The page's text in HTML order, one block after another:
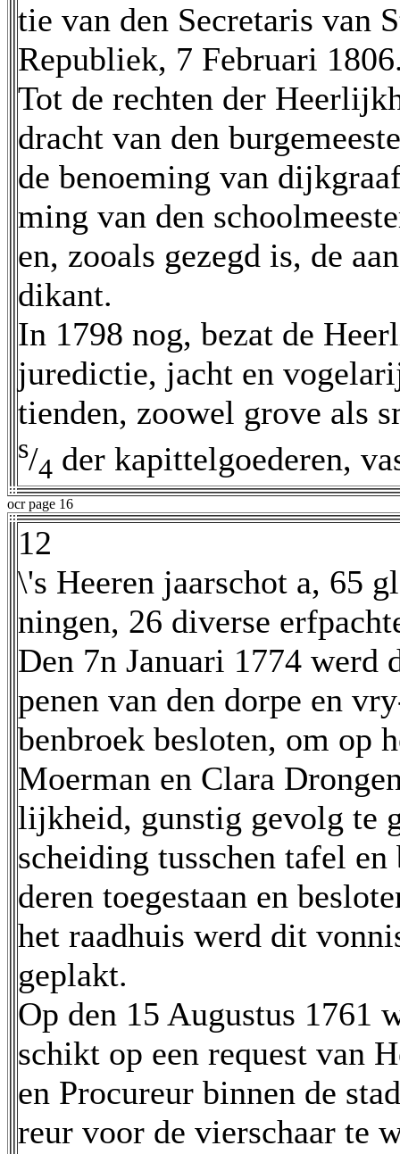
tie van den Secretaris van
Republiek, 7 Februari
Tot de rechten der
dracht van den
de benoeming van
ming van den
en, zooals gezegd is, de
dikant.
In 1798 nog, bezat de
juredictie, jacht en
tienden, zoowel grove als
s/4 der kapittelgoederen,
ocr page 16
12
\'s Heeren jaarschot a, 65
ningen, 26 diverse
Den 7n Januari 1774 werd
penen van den dorpe en
benbroek besloten, om op
Moerman en Clara
lijkheid, gunstig gevolg te
scheiding tusschen tafel
deren toegestaan en
het raadhuis werd dit
geplakt.
Op den 15 Augustus 1761
schikt op een request van
en Procureur binnen de
reur voor de vierschaar te